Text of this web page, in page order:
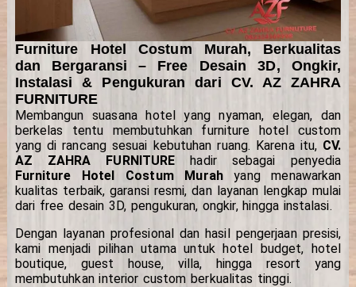
Furniture Hotel Costum Murah, Berkualitas
dan Bergaransi – Free Desain 3D, Ongkir,
Instalasi & Pengukuran dari CV. AZ ZAHRA
FURNITURE
Membangun suasana hotel yang nyaman, elegan, dan
berkelas tentu membutuhkan furniture hotel custom
yang di rancang sesuai kebutuhan ruang. Karena itu, CV.
AZ ZAHRA FURNITURE hadir sebagai penyedia
Furniture Hotel Costum Murahyang menawarkan
kualitas terbaik, garansi resmi, dan layanan lengkap mulai
dari free desain 3D, pengukuran, ongkir, hingga instalasi.
Dengan layanan profesional dan hasil pengerjaan presisi,
kami menjadi pilihan utama untuk hotel budget, hotel
boutique, guest house, villa, hingga resort yang
membutuhkan interior custom berkualitas tinggi.